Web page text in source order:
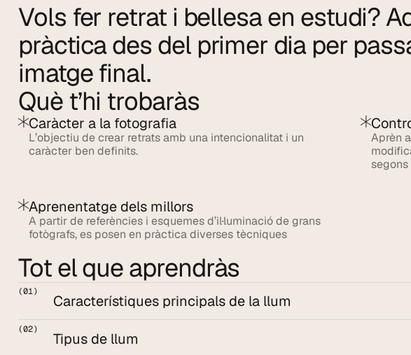
Vols fer retrat i bellesa en estudi?
pràctica des del primer dia per
imatge final.
Què t’hi trobaràs
Caràcter a la fotografia
L’objectiu de crear retrats amb una intencionalitat i un
caràcter ben definits.
Aprèn
Aprenentatge dels millors
A partir de referències i esquemes d’il·luminació de grans
fotògrafs, es posen en pràctica diverses tècniques
Tot el que aprendràs
(01)
Característiques principals de la llum
(02)
Tipus de llum